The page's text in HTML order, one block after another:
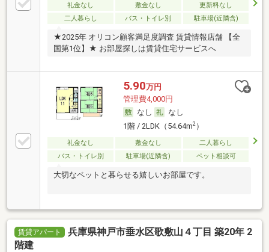
礼金なし 敷金なし
更新料なし
二人暮らし
バス・トイレ別 駐車場(近隣含)
★2025年 オリコン顧客満足度調査 賃貸情報店舗 【全
国第1位】★ お部屋探しは賃貸住宅サービスへ
5.90万円
管理費4,000円
なし
なし
1階 / 2LDK（54.64m2）
礼金なし 敷金なし
二人暮らし
バス・トイレ別
駐車場(近隣含) ペット相談可
大切なペットと暮らせる嬉しいお部屋です。
賃貸アパート
兵庫県神戸市垂水区歌敷山４丁目 築20年 2
階建